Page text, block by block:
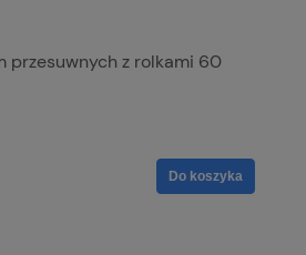
przesuwnych z rolkami 60
Do koszyka